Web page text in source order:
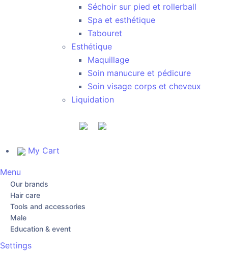
My Cart
Séchoir sur pied et rollerball
Spa et esthétique
Tabouret
Esthétique
Maquillage
Soin manucure et pédicure
Soin visage corps et cheveux
Liquidation
Menu
Our brands
Hair care
Tools and accessories
Male
Education & event
Settings